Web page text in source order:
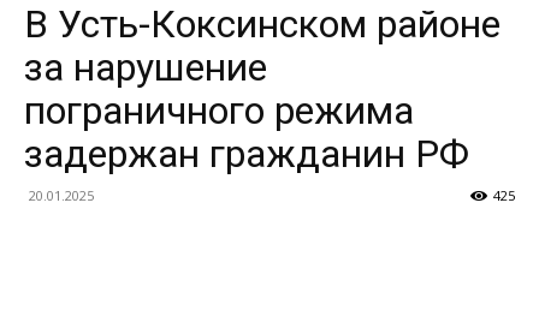
В Усть-Коксинском районе
за нарушение
пограничного режима
задержан гражданин РФ
20.01.2025 425